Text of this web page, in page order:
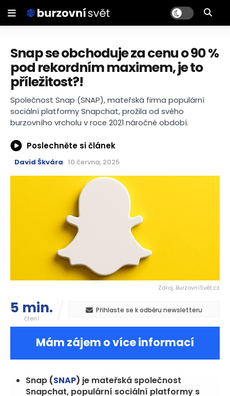
Snap se obchoduje za cenu o 90 %
pod rekordním maximem, je to
příležitost?!
Společnost Snap (SNAP), mateřská firma populární
sociální platformy Snapchat, prožila od svého
burzovního vrcholu v roce 2021 náročné období.
Poslechněte si článek
David Škvára 10 června, 2025
Zdroj: BurzovníSvět.cz
5 min.
čtení
Přihlaste se k odběru newsletteru
Mám zájem o více informací
Snap (SNAP) je mateřská společnost
Snapchat, populární sociální platformy s